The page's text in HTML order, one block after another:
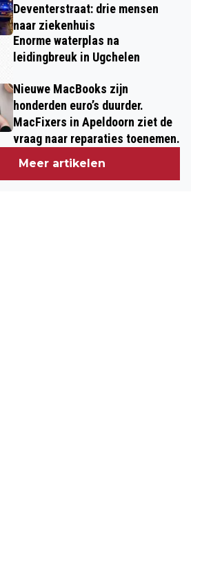
Deventerstraat: drie mensen
naar ziekenhuis
Enorme waterplas na
leidingbreuk in Ugchelen
Nieuwe MacBooks zijn
honderden euro’s duurder.
MacFixers in Apeldoorn ziet de
vraag naar reparaties toenemen.
Meer artikelen